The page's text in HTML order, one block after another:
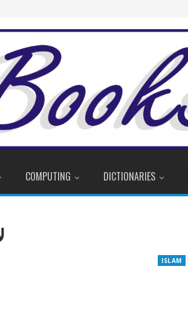
COMPUTING DICTIONARIES
ISLAM